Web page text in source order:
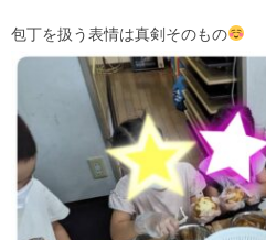
包丁を扱う表情は真剣そのもの